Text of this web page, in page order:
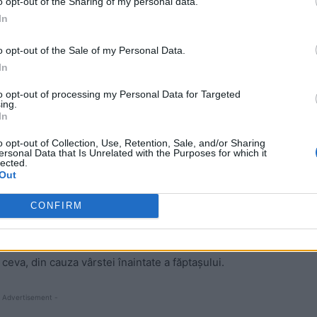
opt-out of the Sale of my Personal Data.
opt-out of processing my Personal Data for Targeted
opt-out of Collection, Use, Retention, Sale, and/or Sharing
Data that Is Unrelated with the Purposes for which it
CONFIRM
Din cauza vârstei înaintate,
pe viață
având în vedere că a împlinit 69 de ani.
din cauza vârstei înaintate a făptașului.
-